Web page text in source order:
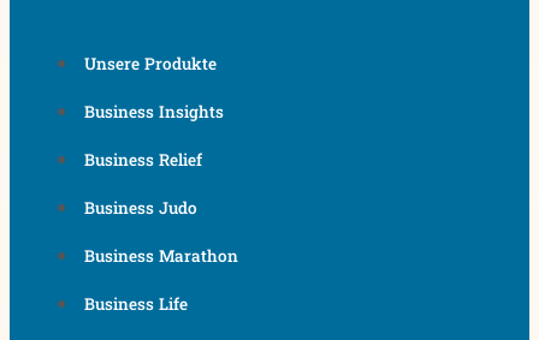
Unsere Produkte
Business Insights
Business Relief
Business Judo
Business Marathon
Business Life